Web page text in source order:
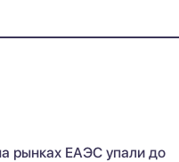
рынках ЕАЭС упали до